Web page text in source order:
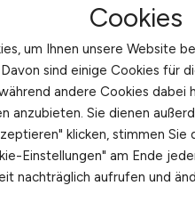
Cookies
um Ihnen unsere Website
sind einige Cookies für
andere Cookies dabei
anzubieten. Sie dienen
klicken, stimmen Sie
Einstellungen" am Ende
nachträglich aufrufen und